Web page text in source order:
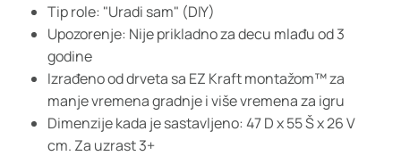
Tip role: "Uradi sam" (DIY)
Upozorenje: Nije prikladno za decu mlađu od 3
godine
Izrađeno od drveta sa EZ Kraft montažom™ za
manje vremena gradnje i više vremena za igru
Dimenzije kada je sastavljeno: 47 D x 55 Š x 26 V
cm. Za uzrast 3+